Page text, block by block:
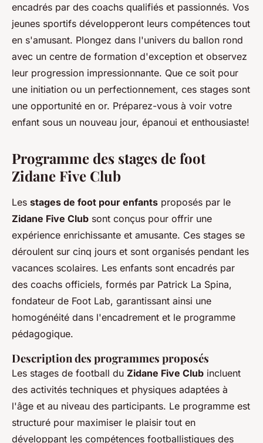
encadrés par des coachs qualifiés et passionnés. Vos
jeunes sportifs développeront leurs compétences tout
en s'amusant. Plongez dans l'univers du ballon rond
avec un centre de formation d'exception et observez
leur progression impressionnante. Que ce soit pour
une initiation ou un perfectionnement, ces stages sont
une opportunité en or. Préparez-vous à voir votre
enfant sous un nouveau jour, épanoui et enthousiaste!
Programme des stages de foot
Zidane Five Club
Les stages de foot pour enfants proposés par le
Zidane Five Club sont conçus pour offrir une
expérience enrichissante et amusante. Ces stages se
déroulent sur cinq jours et sont organisés pendant les
vacances scolaires. Les enfants sont encadrés par
des coachs officiels, formés par Patrick La Spina,
fondateur de Foot Lab, garantissant ainsi une
homogénéité dans l'encadrement et le programme
pédagogique.
Description des programmes proposés
Les stages de football du Zidane Five Club incluent
des activités techniques et physiques adaptées à
l'âge et au niveau des participants. Le programme est
structuré pour maximiser le plaisir tout en
développant les compétences footballistiques des